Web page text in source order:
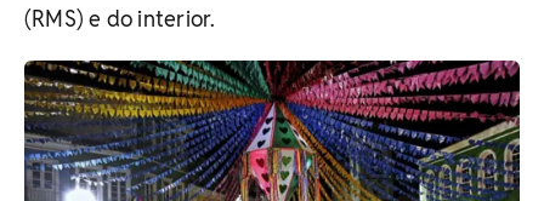
(RMS) e do interior.